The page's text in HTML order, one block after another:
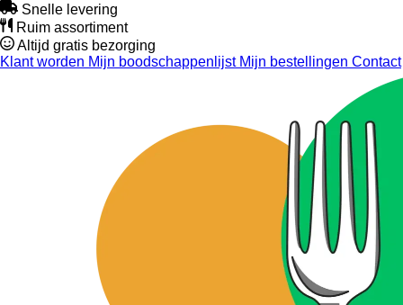
Snelle levering
Ruim assortiment
Altijd gratis bezorging
Klant worden Mijn boodschappenlijstMijn bestellingen Contact